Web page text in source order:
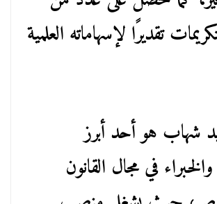
تقديرًا لإسهاماته العلمية
شهاب هو أحد أبرز
في مجال القانون